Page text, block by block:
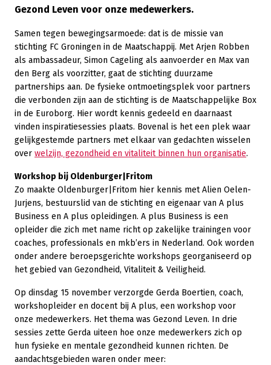
Gezond Leven voor onze medewerkers.
Samen tegen bewegingsarmoede: dat is de missie van
stichting FC Groningen in de Maatschappij. Met Arjen Robben
als ambassadeur, Simon Cageling als aanvoerder en Max van
den Berg als voorzitter, gaat de stichting duurzame
partnerships aan. De fysieke ontmoetingsplek voor partners
die verbonden zijn aan de stichting is de Maatschappelijke Box
in de Euroborg. Hier wordt kennis gedeeld en daarnaast
vinden inspiratiesessies plaats. Bovenal is het een plek waar
gelijkgestemde partners met elkaar van gedachten wisselen
over welzijn, gezondheid en vitaliteit binnen hun organisatie.
Workshop bij Oldenburger|Fritom
Zo maakte Oldenburger|Fritom hier kennis met Alien Oelen-
Jurjens, bestuurslid van de stichting en eigenaar van A plus
Business en A plus opleidingen. A plus Business is een
opleider die zich met name richt op zakelijke trainingen voor
coaches, professionals en mkb’ers in Nederland. Ook worden
onder andere beroepsgerichte workshops georganiseerd op
het gebied van Gezondheid, Vitaliteit & Veiligheid.
Op dinsdag 15 november verzorgde Gerda Boertien, coach,
workshopleider en docent bij A plus, een workshop voor
onze medewerkers. Het thema was Gezond Leven. In drie
sessies zette Gerda uiteen hoe onze medewerkers zich op
hun fysieke en mentale gezondheid kunnen richten. De
aandachtsgebieden waren onder meer: